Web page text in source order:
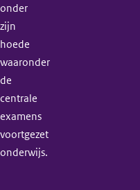
onder
zijn
hoede
waaronder
de
centrale
examens
voortgezet
onderwijs.